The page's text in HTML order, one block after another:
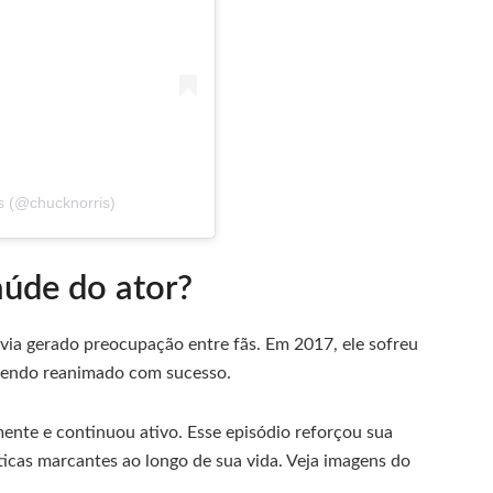
(@chucknorris)
do ator?
gerado preocupação entre fãs. Em 2017, ele sofreu
reanimado com sucesso.
e continuou ativo. Esse episódio reforçou sua
marcantes ao longo de sua vida. Veja imagens do